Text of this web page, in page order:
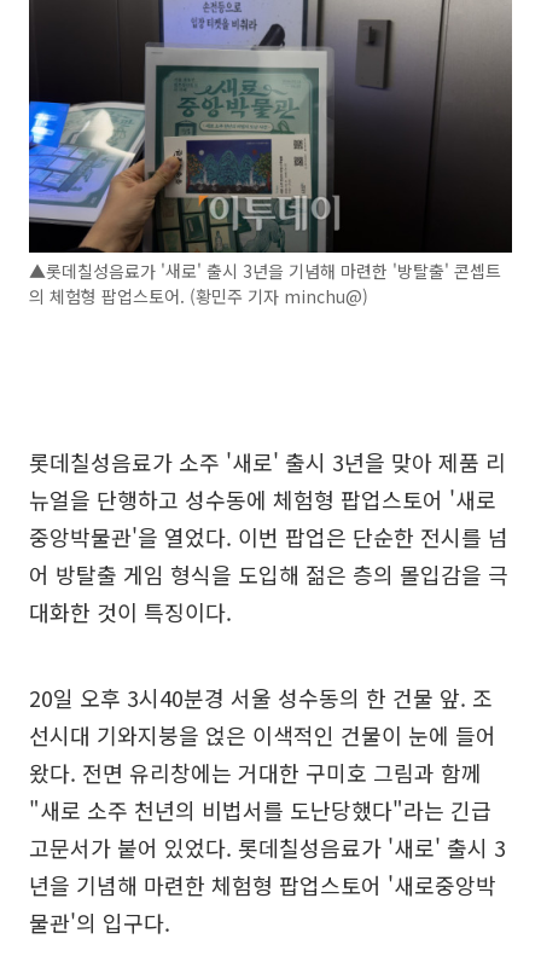
▲롯데칠성음료가 '새로' 출시 3년을 기념해 마련한 '방탈출' 콘셉트
의 체험형 팝업스토어. (황민주 기자 minchu@)
롯데칠성음료가 소주 '새로' 출시 3년을 맞아 제품 리
뉴얼을 단행하고 성수동에 체험형 팝업스토어 '새로
중앙박물관'을 열었다. 이번 팝업은 단순한 전시를 넘
어 방탈출 게임 형식을 도입해 젊은 층의 몰입감을 극
대화한 것이 특징이다.
20일 오후 3시40분경 서울 성수동의 한 건물 앞. 조
선시대 기와지붕을 얹은 이색적인 건물이 눈에 들어
왔다. 전면 유리창에는 거대한 구미호 그림과 함께
"새로 소주 천년의 비법서를 도난당했다"라는 긴급
고문서가 붙어 있었다. 롯데칠성음료가 '새로' 출시 3
년을 기념해 마련한 체험형 팝업스토어 '새로중앙박
물관'의 입구다.